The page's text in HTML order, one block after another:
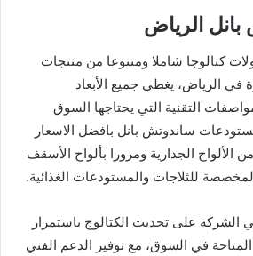
الرياض
كتالوجا شاملا ومتنوعا من منتجات
في الرياض، يغطي جميع الأبعاد
التقنية التي يحتاجها السوق
ساندوتش بانل بافضل الاسعار
الألواح الجدارية ومرورا بألواح الأسقف
المخصصة للثلاجات والمستودعات الغذائية.
على تحديث الكتالوج باستمرار
في السوق، مع توفير الدعم الفني